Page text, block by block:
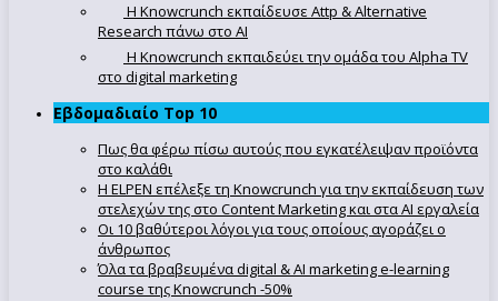
Η Knowcrunch εκπαίδευσε Attp & Alternative
Research πάνω στο ΑΙ
Η Knowcrunch εκπαιδεύει την ομάδα του Alpha TV
στο digital marketing
Εβδομαδιαίο Top 10
Πως θα φέρω πίσω αυτούς που εγκατέλειψαν προϊόντα
στο καλάθι
Η ELPEN επέλεξε τη Knowcrunch για την εκπαίδευση των
στελεχών της στο Content Marketing και στα AI εργαλεία
Οι 10 βαθύτεροι λόγοι για τους οποίους αγοράζει ο
άνθρωπος
Όλα τα βραβευμένα digital & AI marketing e-learning
course της Knowcrunch -50%